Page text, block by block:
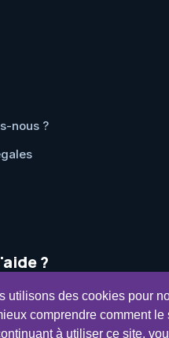
utilisons des cookies pour
comprendre comment le
à utiliser ce site,
nous ?
?